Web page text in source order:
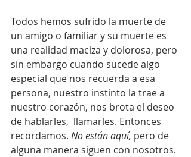
Todos hemos sufrido la muerte de
un amigo o familiar y su muerte es
una realidad maciza y dolorosa, pero
sin embargo cuando sucede algo
especial que nos recuerda a esa
persona, nuestro instinto la trae a
nuestro corazón, nos brota el deseo
de hablarles,  llamarles. Entonces
recordamos. No están aquí, pero de
alguna manera siguen con nosotros.